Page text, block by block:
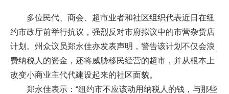
多位民代、商会、超市业者和社区组织代表近日在纽
约市政厅前举行抗议，强烈反对市府拟议中的市营杂货店
计划。州众议员郑永佳亦发表声明，警告该计划不仅会浪
费纳税人的资金，还将威胁移民经营的超市，并从根本上
改变小商业主代代建设起来的社区面貌。
郑永佳表示：“纽约市不应该动用纳税人的钱，与那些